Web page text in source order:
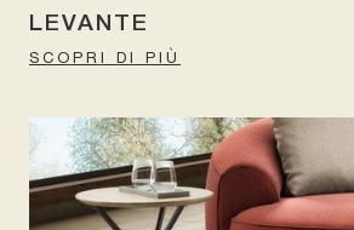
LEVANTE
SCOPRI DI PIÙ